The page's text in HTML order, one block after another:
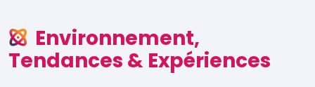
Environnement,
Tendances & Expériences